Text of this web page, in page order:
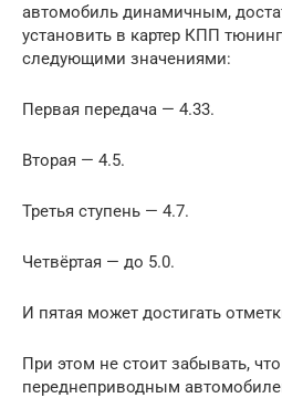
автомобиль динамичным,
установить в картер КПП
следующими значениями:
Первая передача — 4.33.
Вторая — 4.5.
Третья ступень — 4.7.
Четвёртая — до 5.0.
И пятая может достигать
При этом не стоит забывать,
переднеприводным